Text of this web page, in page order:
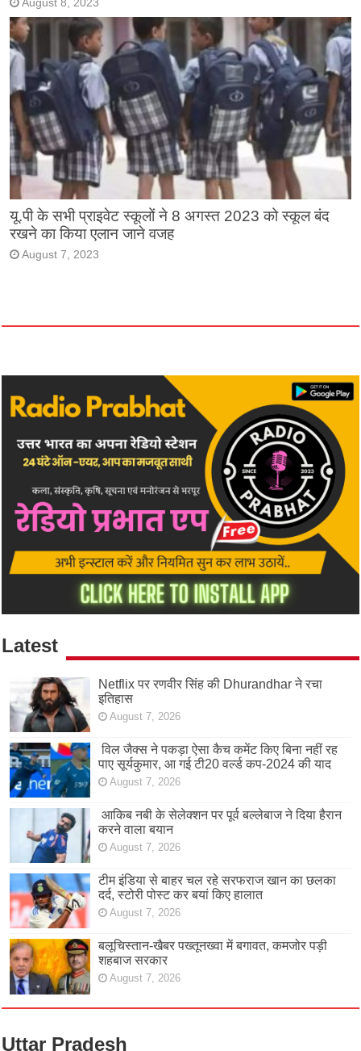
August 8, 2023
यू.पी के सभी प्राइवेट स्कूलों ने 8 अगस्त 2023 को स्कूल बंद
रखने का किया एलान जाने वजह
August 7, 2023
Latest
Netflix पर रणवीर सिंह की Dhurandhar ने रचा
इतिहास
August 7, 2026
विल जैक्स ने पकड़ा ऐसा कैच कमेंट किए बिना नहीं रह
पाए सूर्यकुमार, आ गई टी20 वर्ल्ड कप-2024 की याद
August 7, 2026
आकिब नबी के सेलेक्शन पर पूर्व बल्लेबाज ने दिया हैरान
करने वाला बयान
August 7, 2026
टीम इंडिया से बाहर चल रहे सरफराज खान का छलका
दर्द, स्टोरी पोस्ट कर बयां किए हालात
August 7, 2026
बलूचिस्तान-खैबर पख्तूनख्वा में बगावत, कमजोर पड़ी
शहबाज सरकार
August 7, 2026
Uttar Pradesh